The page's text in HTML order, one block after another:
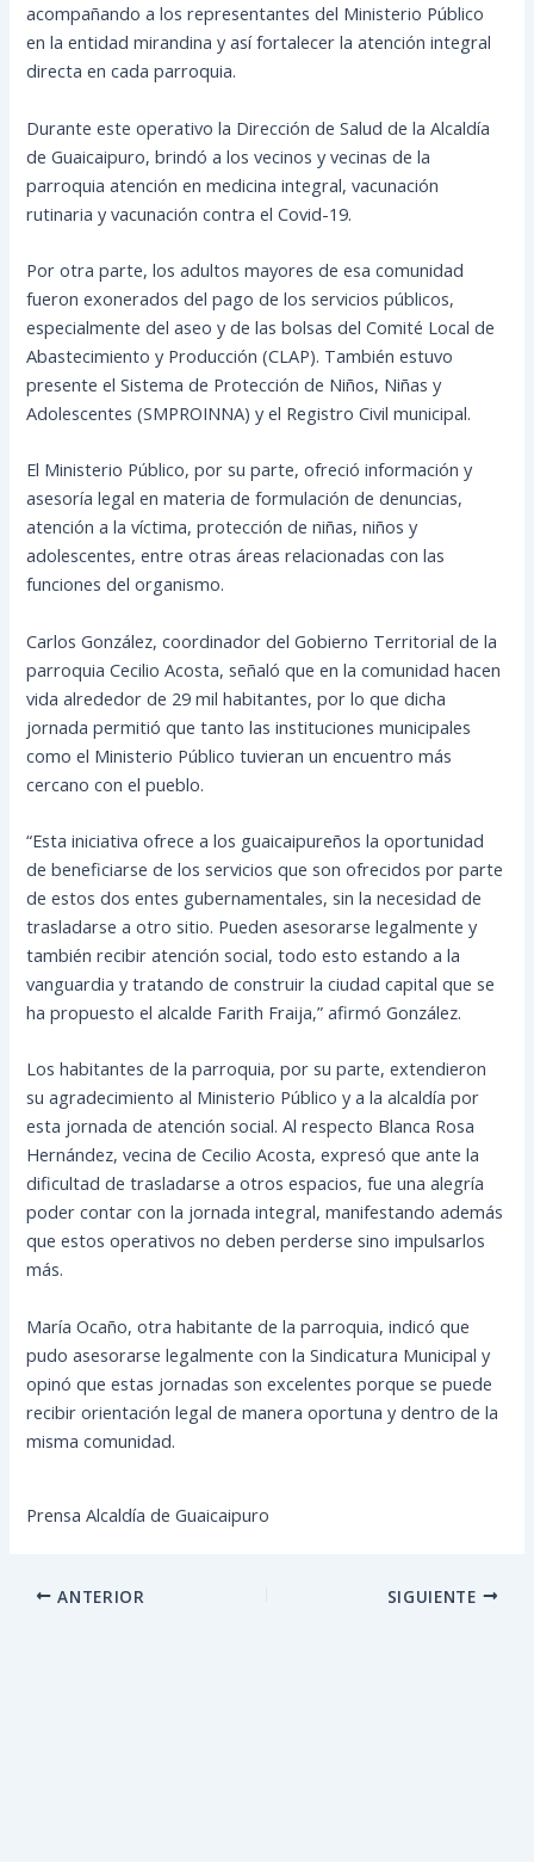
acompañando a los representantes del Ministerio Público
en la entidad mirandina y así fortalecer la atención integral
directa en cada parroquia.
Durante este operativo la Dirección de Salud de la Alcaldía
de Guaicaipuro, brindó a los vecinos y vecinas de la
parroquia atención en medicina integral, vacunación
rutinaria y vacunación contra el Covid-19.
Por otra parte, los adultos mayores de esa comunidad
fueron exonerados del pago de los servicios públicos,
especialmente del aseo y de las bolsas del Comité Local de
Abastecimiento y Producción (CLAP). También estuvo
presente el Sistema de Protección de Niños, Niñas y
Adolescentes (SMPROINNA) y el Registro Civil municipal.
El Ministerio Público, por su parte, ofreció información y
asesoría legal en materia de formulación de denuncias,
atención a la víctima, protección de niñas, niños y
adolescentes, entre otras áreas relacionadas con las
funciones del organismo.
Carlos González, coordinador del Gobierno Territorial de la
parroquia Cecilio Acosta, señaló que en la comunidad hacen
vida alrededor de 29 mil habitantes, por lo que dicha
jornada permitió que tanto las instituciones municipales
como el Ministerio Público tuvieran un encuentro más
cercano con el pueblo.
“Esta iniciativa ofrece a los guaicaipureños la oportunidad
de beneficiarse de los servicios que son ofrecidos por parte
de estos dos entes gubernamentales, sin la necesidad de
trasladarse a otro sitio. Pueden asesorarse legalmente y
también recibir atención social, todo esto estando a la
vanguardia y tratando de construir la ciudad capital que se
ha propuesto el alcalde Farith Fraija,” afirmó González.
Los habitantes de la parroquia, por su parte, extendieron
su agradecimiento al Ministerio Público y a la alcaldía por
esta jornada de atención social. Al respecto Blanca Rosa
Hernández, vecina de Cecilio Acosta, expresó que ante la
dificultad de trasladarse a otros espacios, fue una alegría
poder contar con la jornada integral, manifestando además
que estos operativos no deben perderse sino impulsarlos
más.
María Ocaño, otra habitante de la parroquia, indicó que
pudo asesorarse legalmente con la Sindicatura Municipal y
opinó que estas jornadas son excelentes porque se puede
recibir orientación legal de manera oportuna y dentro de la
misma comunidad.
Prensa Alcaldía de Guaicaipuro
ANTERIOR SIGUIENTE